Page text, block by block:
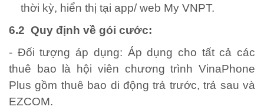
thời kỳ, hiển thị tại app/ web My VNPT.
6.2 Quy định về gói cước:
- Đối tượng áp dụng: Áp dụng cho tất cả các
thuê bao là hội viên chương trình VinaPhone
Plus gồm thuê bao di động trả trước, trả sau và
EZCOM.